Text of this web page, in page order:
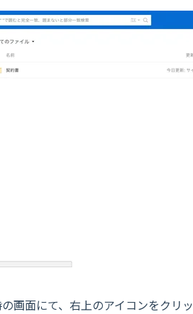
画面にて、右上のアイコンをクリ